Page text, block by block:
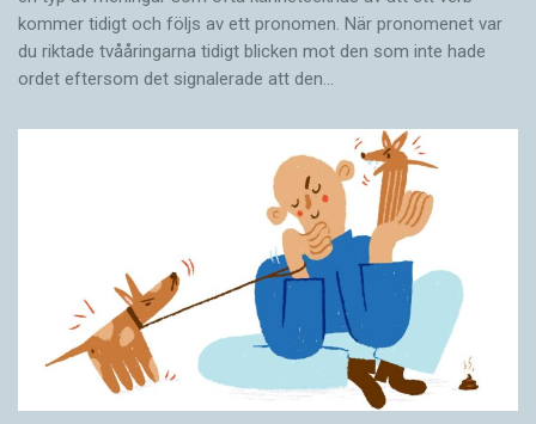
kommer tidigt och följs av ett pronomen. När pronomenet var
du riktade tvååringarna tidigt blicken mot den som inte hade
ordet eftersom det ­signalerade att den…